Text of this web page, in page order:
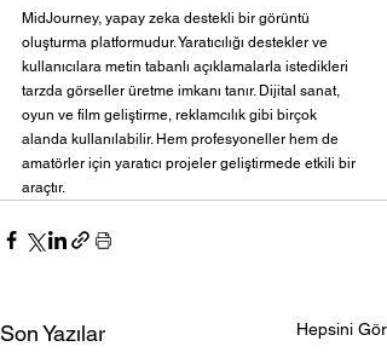
MidJourney, yapay zeka destekli bir görüntü
oluşturma platformudur. Yaratıcılığı destekler ve
kullanıcılara metin tabanlı açıklamalarla istedikleri
tarzda görseller üretme imkanı tanır. Dijital sanat,
oyun ve film geliştirme, reklamcılık gibi birçok
alanda kullanılabilir. Hem profesyoneller hem de
amatörler için yaratıcı projeler geliştirmede etkili bir
araçtır.
Son Yazılar Hepsini Gör